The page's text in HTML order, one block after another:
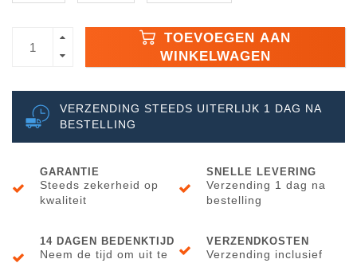
TOEVOEGEN AAN
WINKELWAGEN
VERZENDING STEEDS UITERLIJK 1 DAG NA
BESTELLING
GARANTIE
Steeds zekerheid op
kwaliteit
SNELLE LEVERING
Verzending 1 dag na
bestelling
14 DAGEN BEDENKTIJD
Neem de tijd om uit te
VERZENDKOSTEN
Verzending inclusief